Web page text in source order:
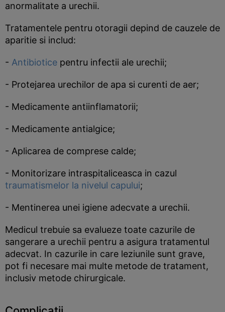
anormalitate a urechii.
Tratamentele pentru otoragii depind de cauzele de
aparitie si includ:
- Antibiotice pentru infectii ale urechii;
- Protejarea urechilor de apa si curenti de aer;
- Medicamente antiinflamatorii;
- Medicamente antialgice;
- Aplicarea de comprese calde;
- Monitorizare intraspitaliceasca in cazul
traumatismelor la nivelul capului;
- Mentinerea unei igiene adecvate a urechii.
Medicul trebuie sa evalueze toate cazurile de
sangerare a urechii pentru a asigura tratamentul
adecvat. In cazurile in care leziunile sunt grave,
pot fi necesare mai multe metode de tratament,
inclusiv metode chirurgicale.